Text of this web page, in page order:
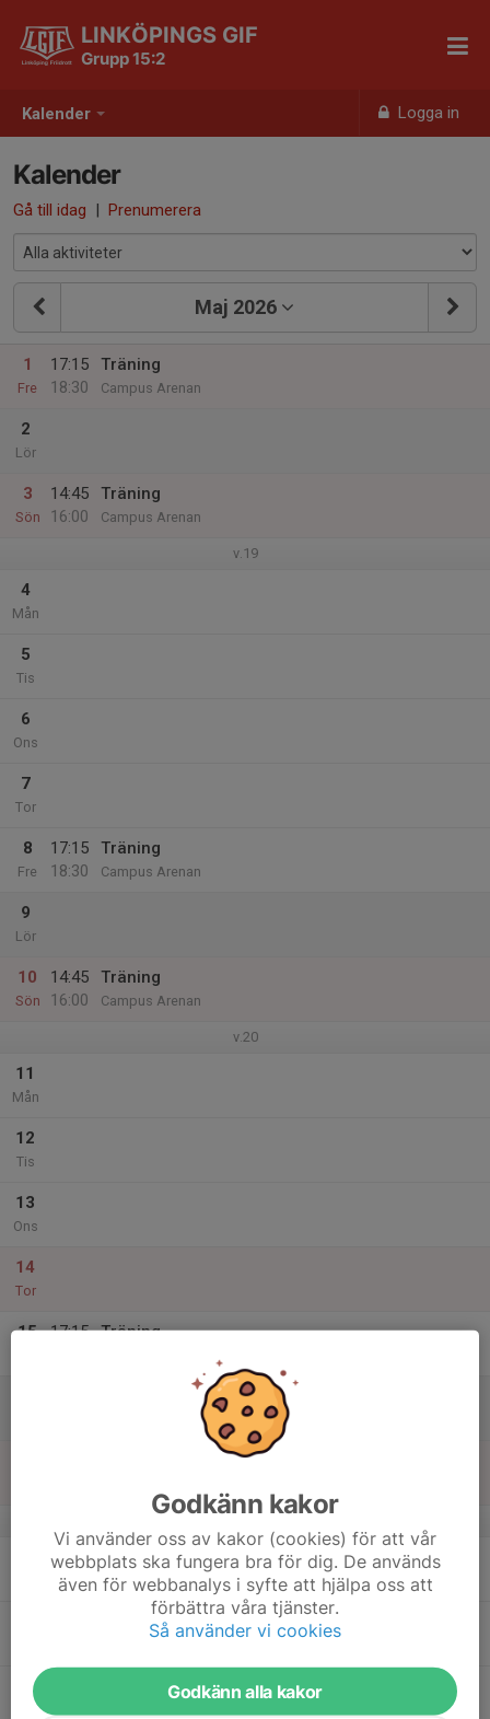
Kalender Logga in
LINKÖPINGS GIF
Grupp 15:2
Kalender
Gå till idag | Prenumerera
Maj 2026
1
Fre
17:15
18:30
Träning
Campus Arenan
2
Lör
3
Sön
14:45
16:00
Träning
Campus Arenan
v.19
4
Mån
5
Tis
6
Ons
7
Tor
8
Fre
17:15
18:30
Träning
Campus Arenan
9
Lör
10
Sön
14:45
16:00
Träning
Campus Arenan
v.20
11
Mån
12
Tis
13
Ons
14
Tor
15
17:15
Träning
20
Ons
Godkänn kakor
Vi använder oss av kakor (cookies) för att vår
webbplats ska fungera bra för dig. De används
även för webbanalys i syfte att hjälpa oss att
förbättra våra tjänster.
Så använder vi cookies
Godkänn alla kakor